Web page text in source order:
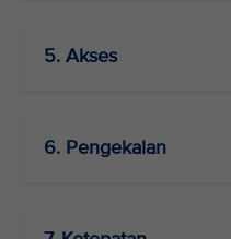
5. Akses
6. Pengekalan